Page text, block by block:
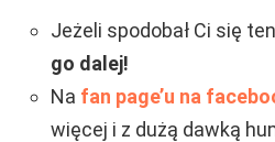
Jeżeli spodobał Ci się
go dalej!
Na fan page’u na
więcej i z dużą dawką